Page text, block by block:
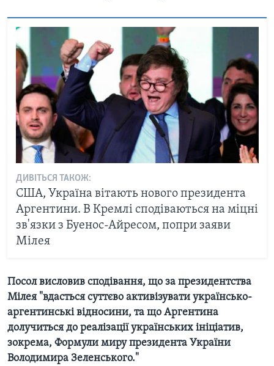
ДИВІТЬСЯ ТАКОЖ:
США, Україна вітають нового президента
Аргентини. В Кремлі сподіваються на міцні
зв'язки з Буенос-Айресом, попри заяви
Мілея
Посол висловив сподівання, що за президентства
Мілея "вдасться суттєво активізувати українсько-
аргентинські відносини, та що Аргентина
долучиться до реалізації українських ініціатив,
зокрема, Формули миру президента України
Володимира Зеленського."